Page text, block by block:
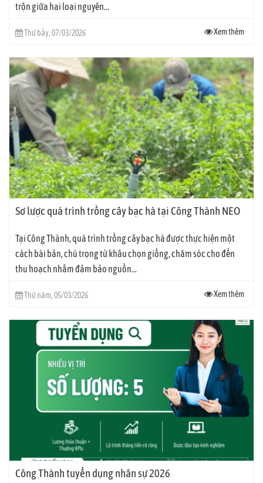
trộn giữa hai loại nguyên...
Thứ bảy, 07/03/2026 Xem thêm
Sơ lược quá trình trồng cây bạc hà tại Công Thành NEO
Tại Công Thành, quá trình trồng cây bạc hà được thực hiện một
cách bài bản, chú trọng từ khâu chọn giống, chăm sóc cho đến
thu hoạch nhằm đảm bảo nguồn...
Thứ năm, 05/03/2026 Xem thêm
Công Thành tuyển dụng nhân sự 2026